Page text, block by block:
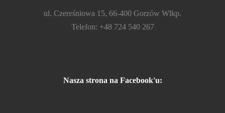
ul. Czereśniowa 15, 66-400 Gorzów Wlkp.
Telefon: +48 724 540 267
Nasza strona na Facebook'u: